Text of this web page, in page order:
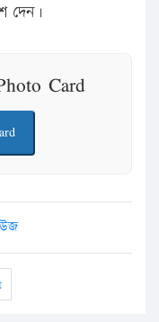
দেন।
Card